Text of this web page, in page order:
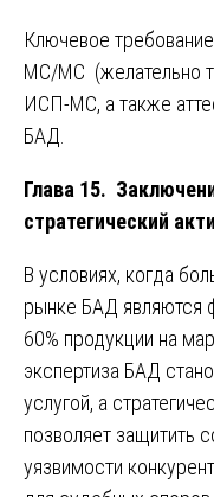
Ключевое
МС/МС (желательно
ИСП-МС, а также
БАД.
Глава 15.
стратегический
В условиях, когда
рынке БАД являются
60% продукции на
экспертиза БАД
услугой, а
позволяет защитить
уязвимости